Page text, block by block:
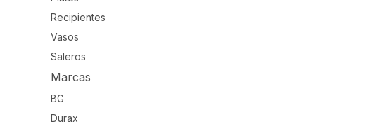
Recipientes
Vasos
Saleros
Marcas
BG
Durax